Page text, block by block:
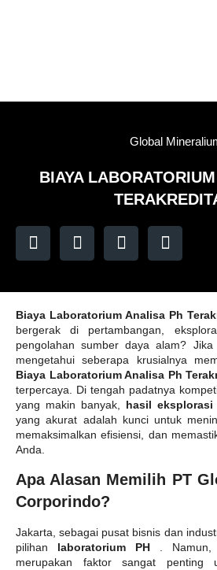
Global
BIAYA
Biaya Laboratorium Analisa Ph
bergerak di pertambangan,
pengolahan sumber daya alam?
mengetahui seberapa krusialnya
Biaya Laboratorium Analisa Ph
terpercaya. Di tengah padatnya
yang makin banyak, hasil
yang akurat adalah kunci untuk
memaksimalkan efisiensi, dan
Anda.
Apa Alasan Memilih PT
Corporindo?
Jakarta, sebagai pusat bisnis dan
pilihan laboratorium PH
.
merupakan faktor sangat penting